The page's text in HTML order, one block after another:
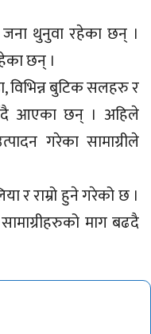
थुनुवा रहेका छन् ।
छन् ।
विभिन्न बुटिक सलहरु र
हुँदै आएका छन् । अहिले
गरेका सामाग्रीले
र राम्रो हुने गरेको छ ।
माग बढदै